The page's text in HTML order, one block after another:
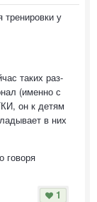
у
таких раз-
(именно с
он к детям
в них
говоря
1